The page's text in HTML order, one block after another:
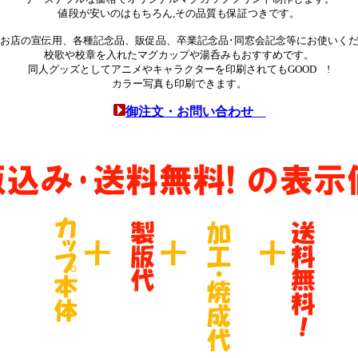
値段が安いのはもちろん,その品質も保証つきです。
店の宣伝用、各種記念品、販促品、卒業記念品･同窓会記念等にお使いく
校歌や校章を入れたマグカップや湯呑みもおすすめです。
同人グッズとしてアニメやキャラクターを印刷されてもGOOD !
カラー写真も印刷できます。
御注文・お問い合わせ